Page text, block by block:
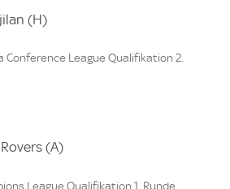
(H)
Conference League Qualifikation 2.
(A)
League Qualifikation 1. Runde